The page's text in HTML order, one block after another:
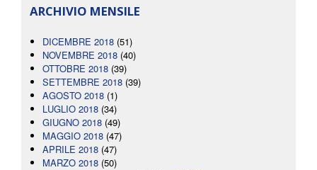
ARCHIVIO MENSILE
DICEMBRE 2018 (51)
NOVEMBRE 2018 (40)
OTTOBRE 2018 (39)
SETTEMBRE 2018 (39)
AGOSTO 2018 (1)
LUGLIO 2018 (34)
GIUGNO 2018 (49)
MAGGIO 2018 (47)
APRILE 2018 (47)
MARZO 2018 (50)